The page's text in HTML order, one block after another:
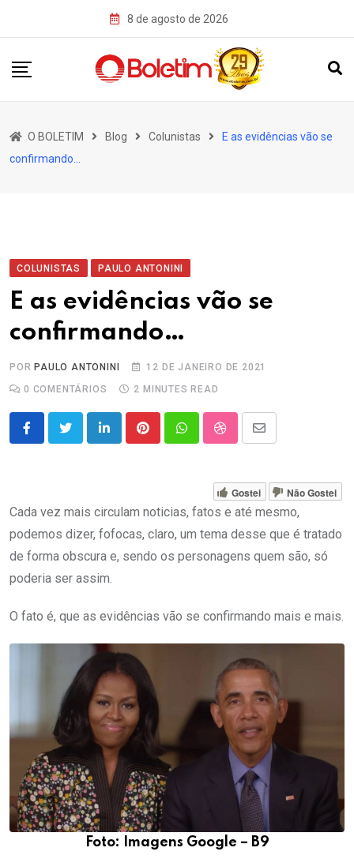
8 de agosto de 2026
O BOLETIM Blog Colunistas
E as evidências vão se
confirmando…
COLUNISTAS PAULO ANTONINI
E as evidências vão se
confirmando…
POR PAULO ANTONINI
12 DE JANEIRO DE 2021
0 COMENTÁRIOS 2 MINUTES READ
LinkedInPinterestWhatsappStumbleUpon
Share
Email
Gostei Não Gostei
Cada vez mais circulam noticias, fatos e até mesmo,
podemos dizer, fofocas, claro, um tema desse que é tratado
de forma obscura e, sendo os personagens quem são, só
poderia ser assim.
O fato é, que as evidências vão se confirmando mais e mais.
Foto: Imagens Google – B9